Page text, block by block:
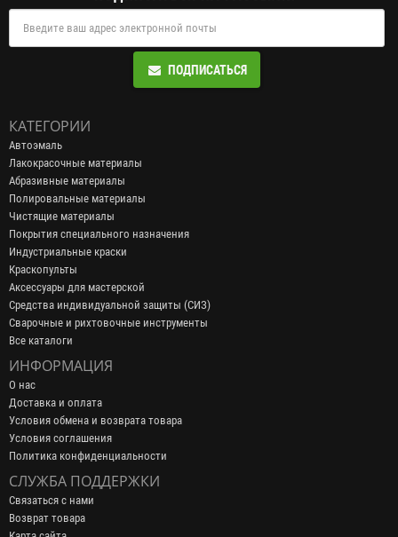
ПОДПИСАТЬСЯ
КАТЕГОРИИ
Автоэмаль
Лакокрасочные материалы
Абразивные материалы
Полировальные материалы
Чистящие материалы
Покрытия специального назначения
Индустриальные краски
Краскопульты
Аксессуары для мастерской
Средства индивидуальной защиты (СИЗ)
Сварочные и рихтовочные инструменты
Все каталоги
ИНФОРМАЦИЯ
О нас
Доставка и оплата
Условия обмена и возврата товара
Условия соглашения
Политика конфиденциальности
СЛУЖБА ПОДДЕРЖКИ
Связаться с нами
Возврат товара